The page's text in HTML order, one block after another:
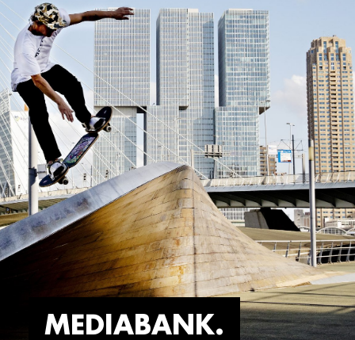
MEDIABANK